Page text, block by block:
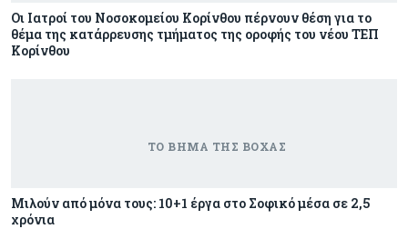
Οι Ιατροί του Νοσοκομείου Κορίνθου πέρνουν θέση για το
θέμα της κατάρρευσης τμήματος της οροφής του νέου ΤΕΠ
Κορίνθου
Μιλούν από μόνα τους: 10+1 έργα στο Σοφικό μέσα σε 2,5
χρόνια